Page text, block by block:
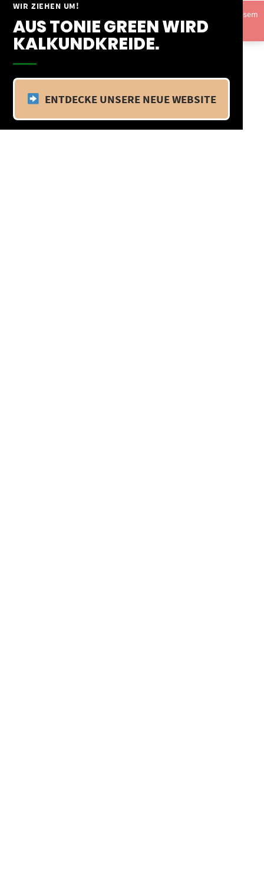
WIR ZIEHEN UM!
AUS TONIE GREEN WIRD
KALKUNDKREIDE.
ENTDECKE UNSERE NEUE WEBSITE
Springe
Inhalt
Vom 09.04.25 - 20.04.25 befinden wir uns im Betriebsurlaub. In diesem
Zeitraum findet kein Versand statt.Ausblenden